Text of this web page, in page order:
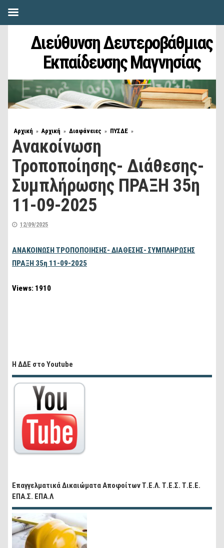
Διεύθυνση Δευτεροβάθμιας
Εκπαίδευσης Μαγνησίας
Αρχική » Αρχική » Διαφάνειες » ΠΥΣΔΕ »
Ανακοίνωση
Τροποποίησης- Διάθεσης-
Συμπλήρωσης ΠΡΑΞΗ 35η
11-09-2025
12/09/2025
ΑΝΑΚΟΙΝΩΣΗ ΤΡΟΠΟΠΟΙΗΣΗΣ- ΔΙΑΘΕΣΗΣ- ΣΥΜΠΛΗΡΩΣΗΣ
ΠΡΑΞΗ 35η 11-09-2025
Views: 1910
Η ΔΔΕ στο Youtube
Επαγγελματικά Δικαιώματα Αποφοίτων Τ.Ε.Λ. Τ.Ε.Σ. Τ.Ε.Ε.
ΕΠΑ.Σ. ΕΠΑ.Λ